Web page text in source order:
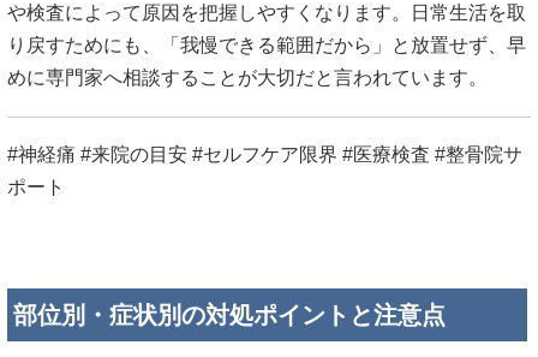
や検査によって原因を把握しやすくなります。日常生活を取
り戻すためにも、「我慢できる範囲だから」と放置せず、早
めに専門家へ相談することが大切だと言われています。
#神経痛 #来院の目安 #セルフケア限界 #医療検査 #整骨院サ
ポート
部位別・症状別の対処ポイントと注意点